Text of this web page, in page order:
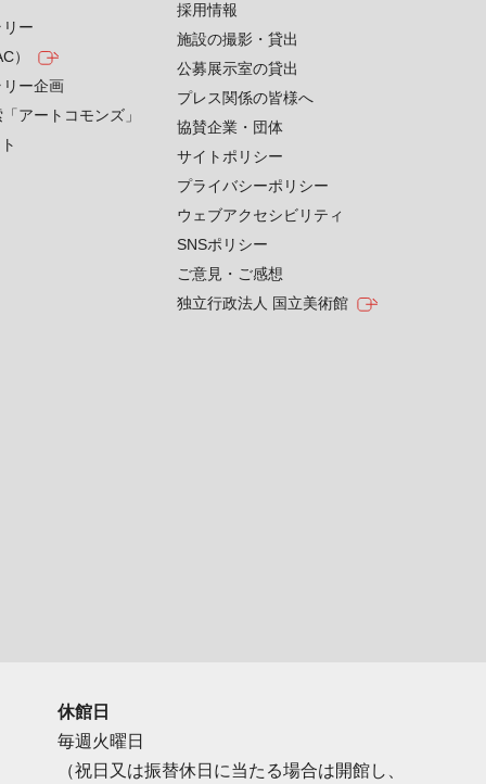
ー
）
ー企画
アートコモンズ」
採用情報
施設の撮影・貸出
公募展示室の貸出
プレス関係の皆様へ
協賛企業・団体
サイトポリシー
プライバシーポリシー
ウェブアクセシビリティ
SNSポリシー
ご意見・ご感想
独立行政法人 国立美術館
休館日
毎週火曜日
（祝日又は振替休日に当たる場合は開館し、